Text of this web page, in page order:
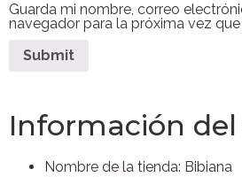
Guarda mi nombre, correo
navegador para la próxima vez
Información
Nombre de la tienda: Bibiana